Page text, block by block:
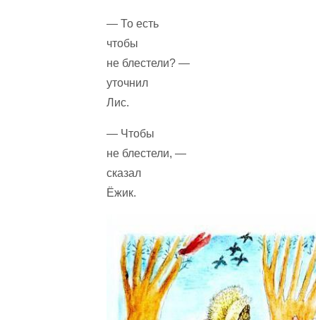
— То есть
чтобы
не блестели? —
уточнил
Лис.
— Чтобы
не блестели, —
сказал
Ёжик.